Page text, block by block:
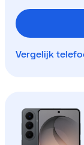
Vergelijk